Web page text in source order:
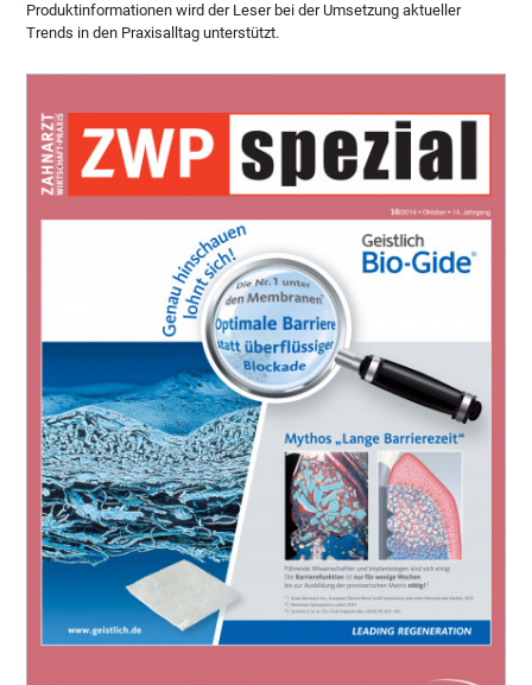
Produktinformationen wird der Leser bei der Umsetzung aktueller
Trends in den Praxisalltag unterstützt.